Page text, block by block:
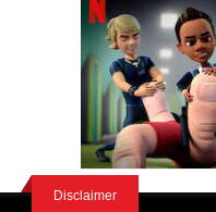
Disclaimer